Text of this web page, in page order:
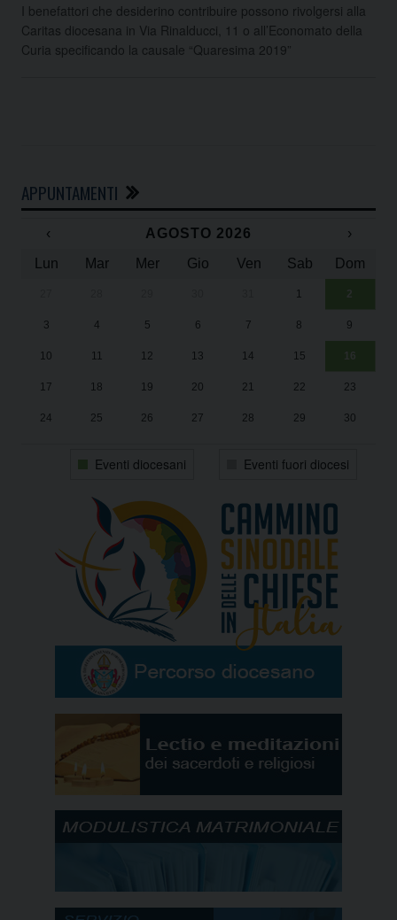
I benefattori che desiderino contribuire possono rivolgersi alla
Caritas diocesana in Via Rinalducci, 11 o all’Economato della
Curia specificando la causale “Quaresima 2019”
APPUNTAMENTI
‹ AGOSTO 2026
›
Lun
Mar Mer Gio Ven Sab Dom
1 2
3 4 5 6 7 8 9
10 11 12 13 14 15 16
17 18 19 20 21 22 23
24 25 26 27 28 29 30
Eventi diocesani Eventi fuori diocesi